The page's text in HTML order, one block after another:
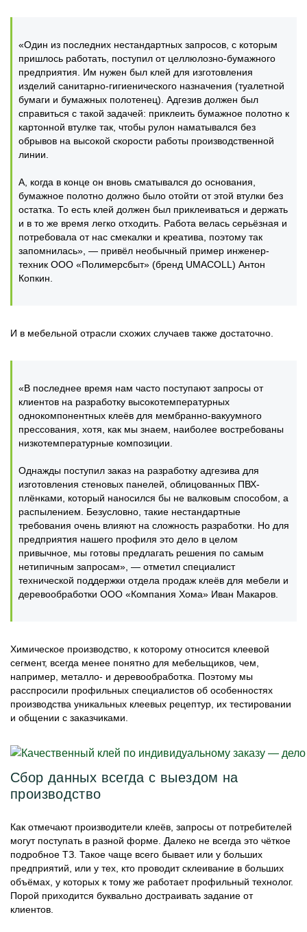
«Один из последних нестандартных запросов, с которым
пришлось работать, поступил от целлюлозно-бумажного
предприятия. Им нужен был клей для изготовления
изделий санитарно-гигиенического назначения (туалетной
бумаги и бумажных полотенец). Адгезив должен был
справиться с такой задачей: приклеить бумажное полотно к
картонной втулке так, чтобы рулон наматывался без
обрывов на высокой скорости работы производственной
линии.
А, когда в конце он вновь сматывался до основания,
бумажное полотно должно было отойти от этой втулки без
остатка. То есть клей должен был приклеиваться и держать
и в то же время легко отходить. Работа велась серьёзная и
потребовала от нас смекалки и креатива, поэтому так
запомнилась», — привёл необычный пример инженер-
техник ООО «Полимерсбыт» (бренд UMACOLL) Антон
Копкин.
И в мебельной отрасли схожих случаев также достаточно.
«В последнее время нам часто поступают запросы от
клиентов на разработку высокотемпературных
однокомпонентных клеёв для мембранно-вакуумного
прессования, хотя, как мы знаем, наиболее востребованы
низкотемпературные композиции.
Однажды поступил заказ на разработку адгезива для
изготовления стеновых панелей, облицованных ПВХ-
плёнками, который наносился бы не валковым способом, а
распылением. Безусловно, такие нестандартные
требования очень влияют на сложность разработки. Но для
предприятия нашего профиля это дело в целом
привычное, мы готовы предлагать решения по самым
нетипичным запросам», — отметил специалист
технической поддержки отдела продаж клеёв для мебели и
деревообработки ООО «Компания Хома» Иван Макаров.
Химическое производство, к которому относится клеевой
сегмент, всегда менее понятно для мебельщиков, чем,
например, металло- и деревообработка. Поэтому мы
расспросили профильных специалистов об особенностях
производства уникальных клеевых рецептур, их тестировании
и общении с заказчиками.
Сбор данных всегда с выездом на
производство
Как отмечают производители клеёв, запросы от потребителей
могут поступать в разной форме. Далеко не всегда это чёткое
подробное ТЗ. Такое чаще всего бывает или у больших
предприятий, или у тех, кто проводит склеивание в больших
объёмах, у которых к тому же работает профильный технолог.
Порой приходится буквально достраивать задание от
клиентов.